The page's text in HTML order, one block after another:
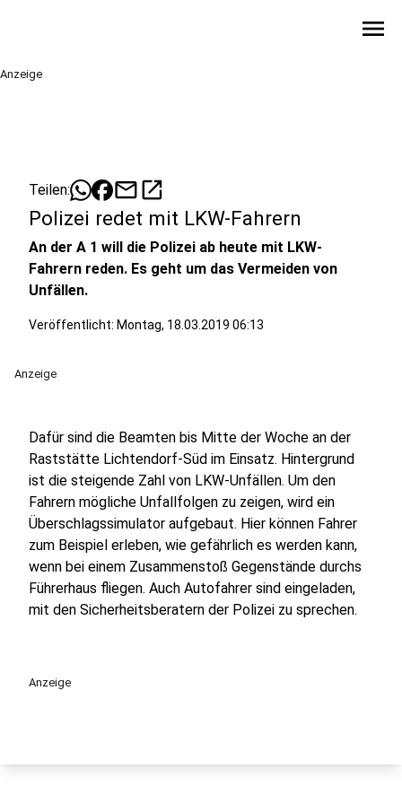
menu
Anzeige
Teilen: mailopen_in_new
Polizei redet mit LKW-Fahrern
An der A 1 will die Polizei ab heute mit LKW-
Fahrern reden. Es geht um das Vermeiden von
Unfällen.
Veröffentlicht: Montag, 18.03.2019 06:13
Anzeige
Dafür sind die Beamten bis Mitte der Woche an der
Raststätte Lichtendorf-Süd im Einsatz. Hintergrund
ist die steigende Zahl von LKW-Unfällen. Um den
Fahrern mögliche Unfallfolgen zu zeigen, wird ein
Überschlagssimulator aufgebaut. Hier können Fahrer
zum Beispiel erleben, wie gefährlich es werden kann,
wenn bei einem Zusammenstoß Gegenstände durchs
Führerhaus fliegen. Auch Autofahrer sind eingeladen,
mit den Sicherheitsberatern der Polizei zu sprechen.
Anzeige